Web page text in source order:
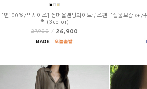
[면100%/빅사이즈] 썸머올밴딩와이드루즈팬
츠 (3color)
27,900 / 26,900
[실물보장!👀/